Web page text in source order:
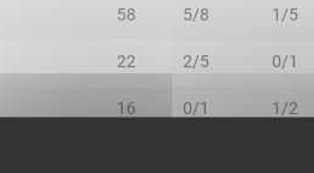
58 5/8 1/5
22 2/5 0/1
16 0/1 1/2